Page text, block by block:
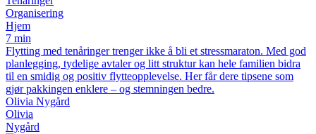
Organisering
Hjem
7 min
Flytting med tenåringer trenger ikke å bli et stressmaraton. Med god
planlegging, tydelige avtaler og litt struktur kan hele familien bidra
til en smidig og positiv flytteopplevelse. Her får dere tipsene som
gjør pakkingen enklere – og stemningen bedre.
Olivia Nygård
Olivia
Nygård